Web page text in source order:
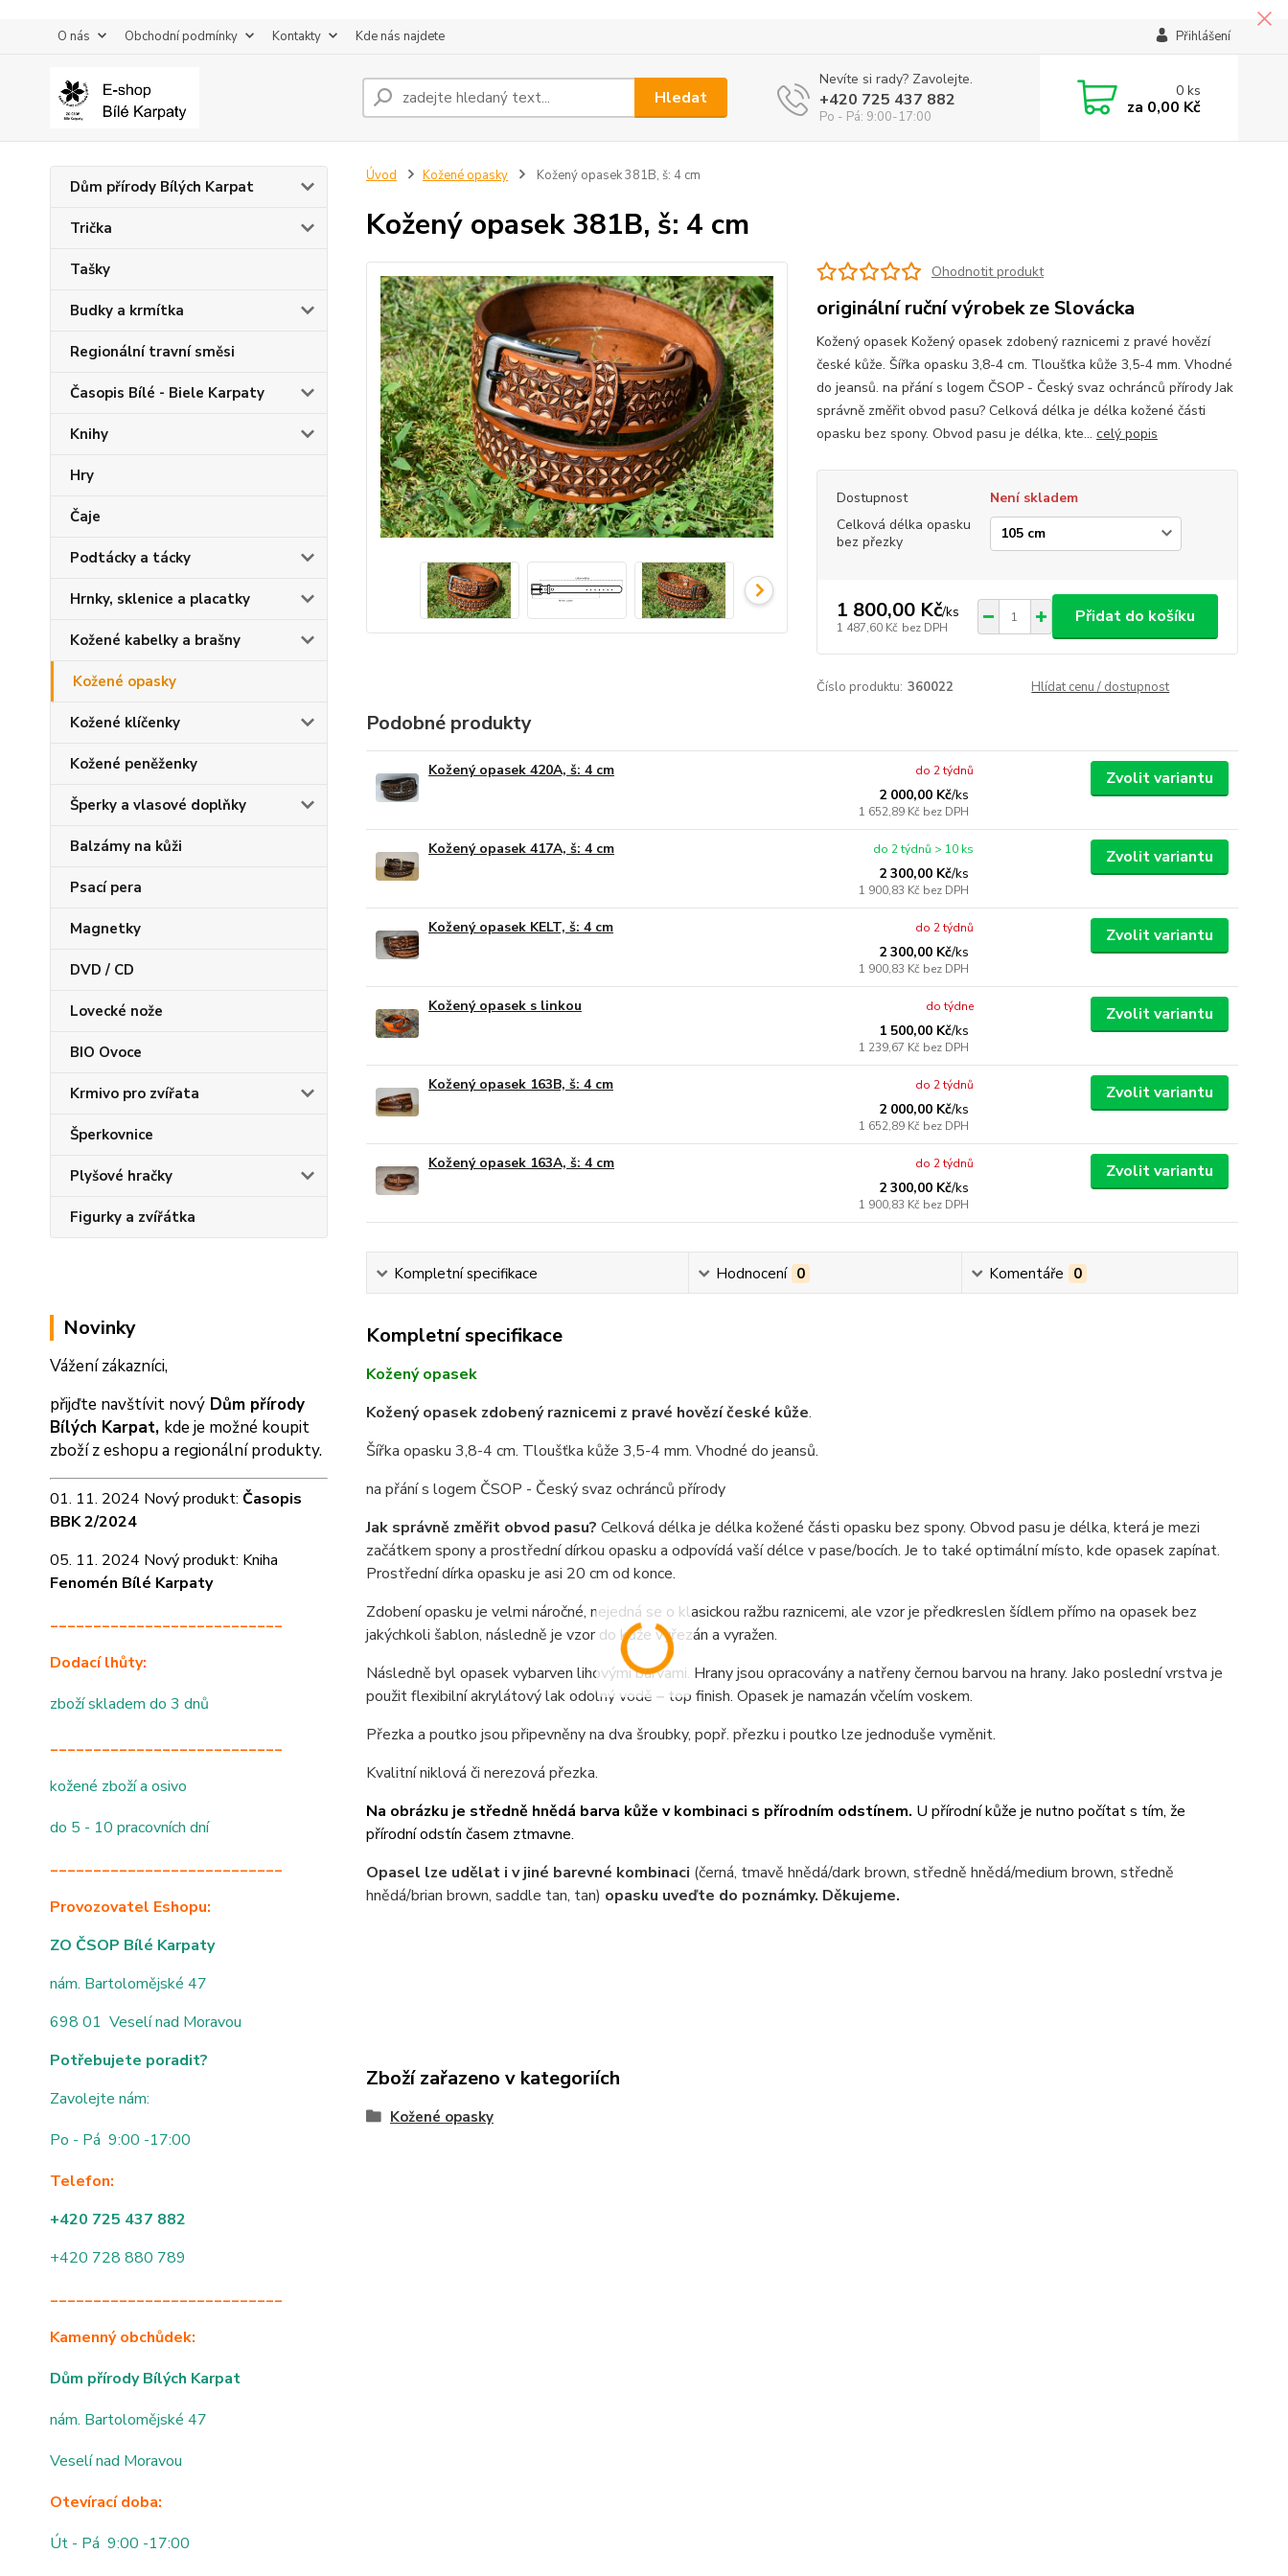
O nás Obchodní podmínky Kontakty Kde nás najdete Přihlášení
Hledat
Nevíte si rady? Zavolejte.
+420 725 437 882
Po - Pá: 9:00-17:00
0ks
za 0,00 Kč
Dům přírody Bílých Karpat
Trička
Tašky
Budky a krmítka
Regionální travní směsi
Časopis Bílé - Biele Karpaty
Knihy
Hry
Čaje
Podtácky a tácky
Hrnky, sklenice a placatky
Kožené kabelky a brašny
Kožené opasky
Kožené klíčenky
Kožené peněženky
Šperky a vlasové doplňky
Balzámy na kůži
Psací pera
Magnetky
DVD / CD
Lovecké nože
BIO Ovoce
Krmivo pro zvířata
Šperkovnice
Plyšové hračky
Figurky a zvířátka
Novinky
Vážení zákazníci,
přijďte navštívit nový Dům přírody
Bílých Karpat, kde je možné koupit
zboží z eshopu a regionální produkty.
01. 11. 2024 Nový produkt: Časopis
BBK 2/2024
05. 11. 2024 Nový produkt: Kniha
Fenomén Bílé Karpaty
___________________________
Dodací lhůty:
zboží skladem do 3 dnů
___________________________
kožené zboží a osivo
do 5 - 10 pracovních dní
___________________________
Provozovatel Eshopu:
ZO ČSOP Bílé Karpaty
nám. Bartolomějské 47
698 01 Veselí nad Moravou
Potřebujete poradit?
Zavolejte nám:
Po - Pá 9:00 -17:00
Telefon:
+420 725 437 882
+420 728 880 789
___________________________
Kamenný obchůdek:
Dům přírody Bílých Karpat
nám. Bartolomějské 47
Veselí nad Moravou
Otevírací doba:
Út - Pá 9:00 -17:00
Úvod Kožené opasky Kožený opasek 381B, š: 4 cm
Kožený opasek 381B, š: 4 cm
Ohodnotit produkt
originální ruční výrobek ze Slovácka
Kožený opasek Kožený opasek zdobený raznicemi z pravé hovězí
české kůže. Šířka opasku 3,8-4 cm. Tloušťka kůže 3,5-4 mm. Vhodné
do jeansů. na přání s logem ČSOP - Český svaz ochránců přírody Jak
správně změřit obvod pasu? Celková délka je délka kožené části
opasku bez spony. Obvod pasu je délka, kte... celý popis
Dostupnost
Není skladem
Celková délka opasku
bez přezky
1 800,00 Kč/ks
1 487,60 Kč bez DPH
Přidat do košíku
Číslo produktu: 360022 Hlídat cenu / dostupnost
Podobné produkty
Kožený opasek 420A, š: 4 cm
2 000,00 Kč/ks
1 652,89 Kč bez DPH
do 2 týdnů Zvolit variantu
Kožený opasek 417A, š: 4 cm
2 300,00 Kč/ks
1 900,83 Kč bez DPH
do 2 týdnů > 10 ks Zvolit variantu
Kožený opasek KELT, š: 4 cm
2 300,00 Kč/ks
1 900,83 Kč bez DPH
do 2 týdnů Zvolit variantu
Kožený opasek s linkou
1 500,00 Kč/ks
1 239,67 Kč bez DPH
do týdne Zvolit variantu
Kožený opasek 163B, š: 4 cm
2 000,00 Kč/ks
1 652,89 Kč bez DPH
do 2 týdnů Zvolit variantu
Kožený opasek 163A, š: 4 cm
2 300,00 Kč/ks
1 900,83 Kč bez DPH
do 2 týdnů Zvolit variantu
Kompletní specifikace Hodnocení 0 Komentáře 0
Kompletní specifikace
Kožený opasek
Kožený opasek zdobený raznicemi z pravé hovězí české kůže.
Šířka opasku 3,8-4 cm. Tloušťka kůže 3,5-4 mm. Vhodné do jeansů.
na přání s logem ČSOP - Český svaz ochránců přírody
Jak správně změřit obvod pasu? Celková délka je délka kožené části opasku bez spony. Obvod pasu je délka, která je mezi
začátkem spony a prostřední dírkou opasku a odpovídá vaší délce v pase/bocích. Je to také optimální místo, kde opasek zapínat.
Prostřední dírka opasku je asi 20 cm od konce.
Zdobení opasku je velmi náročné, nejedná se o klasickou ražbu raznicemi, ale vzor je předkreslen šídlem přímo na opasek bez
jakýchkoli šablon, následně je vzor do kůže vyřezán a vyražen.
Následně byl opasek vybarven lihovými barvami. Hrany jsou opracovány a natřeny černou barvou na hrany. Jako poslední vrstva je
použit flexibilní akrylátový lak odolný vodě – top finish. Opasek je namazán včelím voskem.
Přezka a poutko jsou připevněny na dva šroubky, popř. přezku i poutko lze jednoduše vyměnit.
Kvalitní niklová či nerezová přezka.
Na obrázku je středně hnědá barva kůže v kombinaci s přírodním odstínem. U přírodní kůže je nutno počítat s tím, že
přírodní odstín časem ztmavne.
Opasel lze udělat i v jiné barevné kombinaci (černá, tmavě hnědá/dark brown, středně hnědá/medium brown, středně
hnědá/brian brown, saddle tan, tan) opasku uveďte do poznámky. Děkujeme.
Zboží zařazeno v kategoriích
Kožené opasky